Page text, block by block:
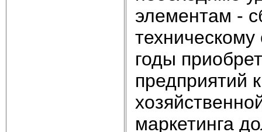
элементам -
годы
предприятий
маркетинга